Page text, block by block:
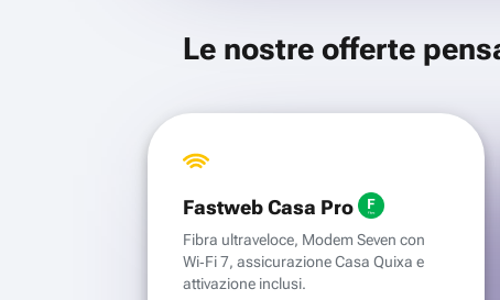
Le nostre offerte
Fastweb Casa Pro
Fibra ultraveloce, Modem Seven con
Wi‑Fi 7, assicurazione Casa Quixa e
attivazione inclusi.